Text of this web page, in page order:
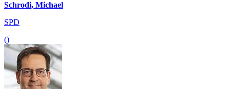
Schrodi, Michael
SPD
()